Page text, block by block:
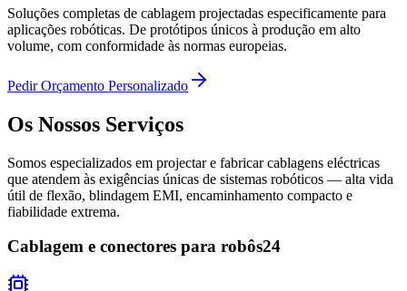
Soluções completas de cablagem projectadas especificamente para
aplicações robóticas. De protótipos únicos à produção em alto
volume, com conformidade às normas europeias.
Pedir Orçamento Personalizado
Os Nossos Serviços
Somos especializados em projectar e fabricar cablagens eléctricas
que atendem às exigências únicas de sistemas robóticos — alta vida
útil de flexão, blindagem EMI, encaminhamento compacto e
fiabilidade extrema.
Cablagem e conectores para robôs24